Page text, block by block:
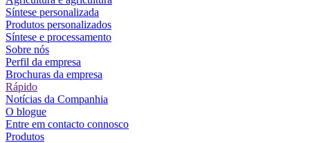
Síntese personalizada
Produtos personalizados
Síntese e processamento
Sobre nós
Perfil da empresa
Brochuras da empresa
Rápido
Notícias da Companhia
O blogue
Entre em contacto connosco
Produtos